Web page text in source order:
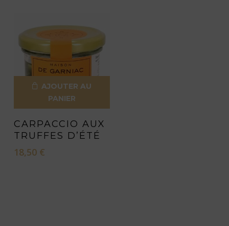
AJOUTER AU
PANIER
CARPACCIO AUX
TRUFFES D’ÉTÉ
18,50 €